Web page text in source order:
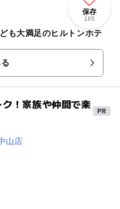
保存
165
も大満足のヒルトンホテ
！家族や仲間で楽